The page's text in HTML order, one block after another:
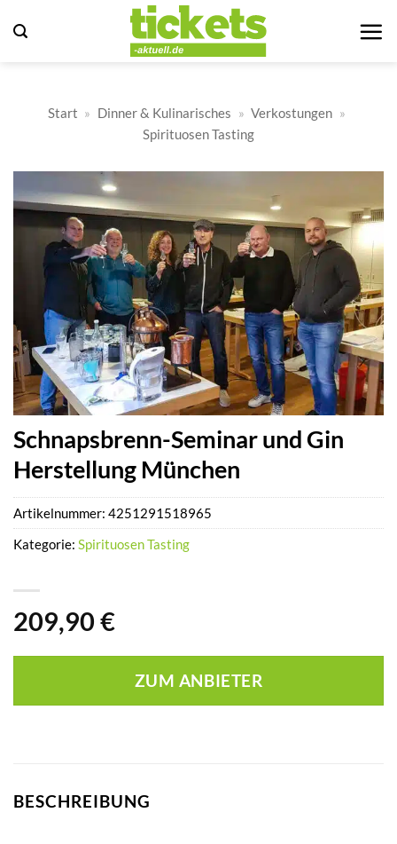
Inhalt
Start » Dinner & Kulinarisches » Verkostungen »
Spirituosen Tasting
Schnapsbrenn-Seminar und Gin
Herstellung München
209,90 €
ZUM ANBIETER
Artikelnummer: 4251291518965
Kategorie: Spirituosen Tasting
BESCHREIBUNG